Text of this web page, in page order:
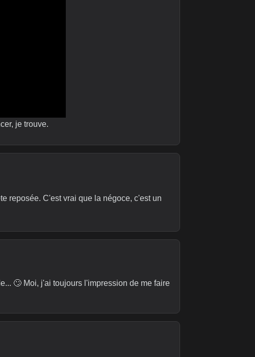
je trouve.
reposée. C'est vrai que la négoce, c'est un
🙄 Moi, j'ai toujours l'impression de me faire